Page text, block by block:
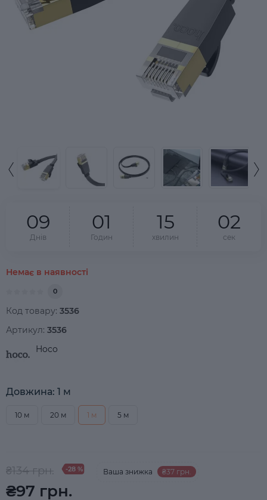
09
Днів
01
Годин
15
хвилин
02
сек
Немає в наявності
0
Код товару: 3536
Артикул: 3536
Hoco
Довжина: 1 м
10 м 20 м 1 м 5 м
₴134 грн. -28 % Ваша знижка ₴37 грн.
₴97 грн.